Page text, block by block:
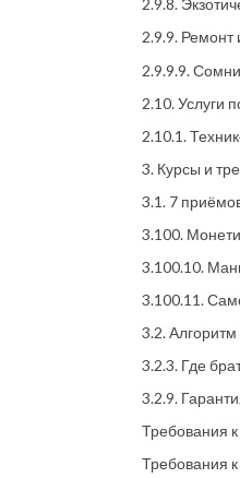
2.9.8.
2.9.9. Ремонт
2.9.9.9.
2.10. Услуги
2.10.1.
3. Курсы и
3.1. 7
3.100.
3.100.10.
3.100.11.
3.2.
3.2.3. Где
3.2.9.
Требования
Требования